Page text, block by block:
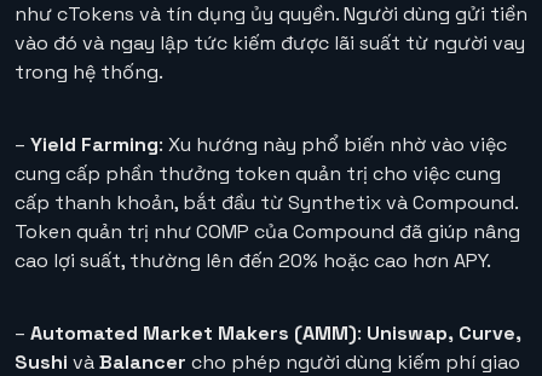
như cTokens và tín dụng ủy quyền. Người dùng gửi tiền
vào đó và ngay lập tức kiếm được lãi suất từ người vay
trong hệ thống.
– Yield Farming: Xu hướng này phổ biến nhờ vào việc
cung cấp phần thưởng token quản trị cho việc cung
cấp thanh khoản, bắt đầu từ Synthetix và Compound.
Token quản trị như COMP của Compound đã giúp nâng
cao lợi suất, thường lên đến 20% hoặc cao hơn APY.
– Automated Market Makers (AMM): Uniswap, Curve,
Sushi vàBalancer cho phép người dùng kiếm phí giao